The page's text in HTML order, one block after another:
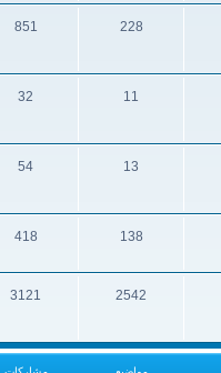
228
851
11
32
13
54
138
418
2542
3121